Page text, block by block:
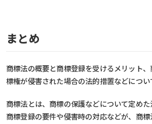
まとめ
商標法の概要と商標登録を受けるメリット
標権が侵害された場合の法的措置などについ
商標法とは、商標の保護などについて定めた
商標登録の要件や侵害時の対応などが、商